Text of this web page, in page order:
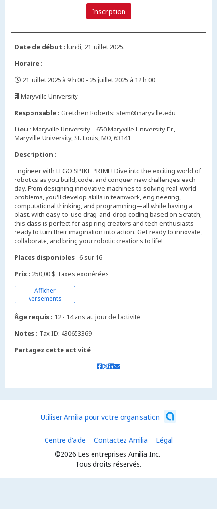
Inscription
Date de début : lundi, 21 juillet 2025.
Horaire :
21 juillet 2025 à 9 h 00 - 25 juillet 2025 à 12 h 00
Maryville University
Responsable : Gretchen Roberts: stem@maryville.edu
Lieu : Maryville University | 650 Maryville University Dr.,
Maryville University, St. Louis, MO, 63141
Description :
Engineer with LEGO SPIKE PRIME! Dive into the exciting world of
robotics as you build, code, and conquer new challenges each
day. From designing innovative machines to solving real-world
problems, you'll develop skills in teamwork, engineering,
computational thinking, and programming—all while having a
blast. With easy-to-use drag-and-drop coding based on Scratch,
this class is perfect for aspiring creators and tech enthusiasts
ready to turn their imagination into action. Get ready to innovate,
collaborate, and bring your robotic creations to life!
Places disponibles : 6 sur 16
Prix : 250,00 $ Taxes exonérées
Afficher
versements
Âge requis : 12 - 14 ans au jour de l'activité
Notes : Tax ID: 430653369
Partagez cette activité :
Utiliser Amilia pour votre organisation
©2026 Les entreprises Amilia Inc.
Tous droits réservés.
Centre d'aide Contactez Amilia Légal